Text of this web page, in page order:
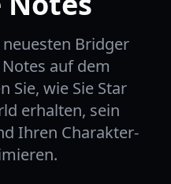
Bridger
auf dem
Sie, wie Sie Star
erhalten, sein
Ihren Charakter-